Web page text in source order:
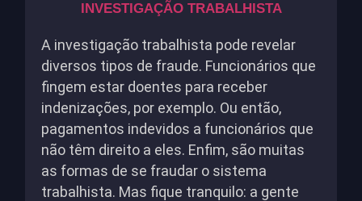
INVESTIGAÇÃO TRABALHISTA
A investigação trabalhista pode revelar
diversos tipos de fraude. Funcionários que
fingem estar doentes para receber
indenizações, por exemplo. Ou então,
pagamentos indevidos a funcionários que
não têm direito a eles. Enfim, são muitas
as formas de se fraudar o sistema
trabalhista. Mas fique tranquilo: a gente